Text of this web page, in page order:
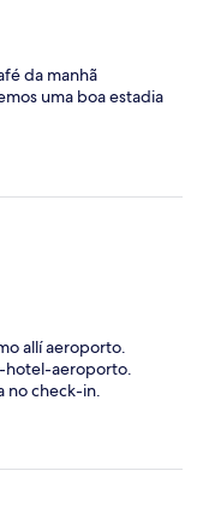
da manhã
uma boa estadia
allí aeroporto.
hotel-aeroporto.
no check-in.